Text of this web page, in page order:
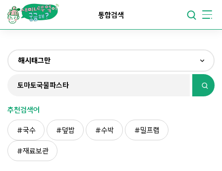
맛있어지는부엌
요리가쉬워지는부엌
통합검색
해시태그만
전체
재료만
해시태그만
추천검색어
국수 덮밥 수박 밀프랩
재료보관